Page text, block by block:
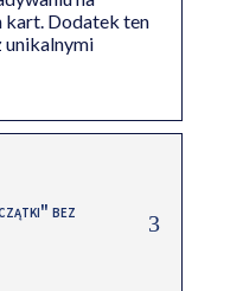
Dodatek ten
unikalnymi
bez